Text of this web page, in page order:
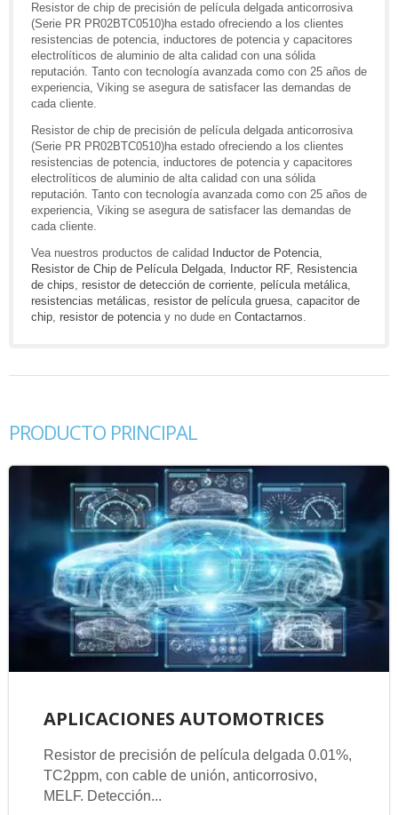
Resistor de chip de precisión de película delgada anticorrosiva
(Serie PR PR02BTC0510)ha estado ofreciendo a los clientes
resistencias de potencia, inductores de potencia y capacitores
electrolíticos de aluminio de alta calidad con una sólida
reputación. Tanto con tecnología avanzada como con 25 años de
experiencia, Viking se asegura de satisfacer las demandas de
cada cliente.
Resistor de chip de precisión de película delgada anticorrosiva
(Serie PR PR02BTC0510)ha estado ofreciendo a los clientes
resistencias de potencia, inductores de potencia y capacitores
electrolíticos de aluminio de alta calidad con una sólida
reputación. Tanto con tecnología avanzada como con 25 años de
experiencia, Viking se asegura de satisfacer las demandas de
cada cliente.
Vea nuestros productos de calidad
Inductor de Potencia,
Resistor de Chip de Película Delgada, Inductor RF, Resistencia
de chips, resistor de detección de corriente, película metálica,
resistencias metálicas, resistor de película gruesa, capacitor de
chip, resistor de potenciay no dude en Contactarnos.
PRODUCTO PRINCIPAL
APLICACIONES AUTOMOTRICES
Resistor de precisión de película delgada 0.01%,
TC2ppm, con cable de unión, anticorrosivo,
MELF. Detección...